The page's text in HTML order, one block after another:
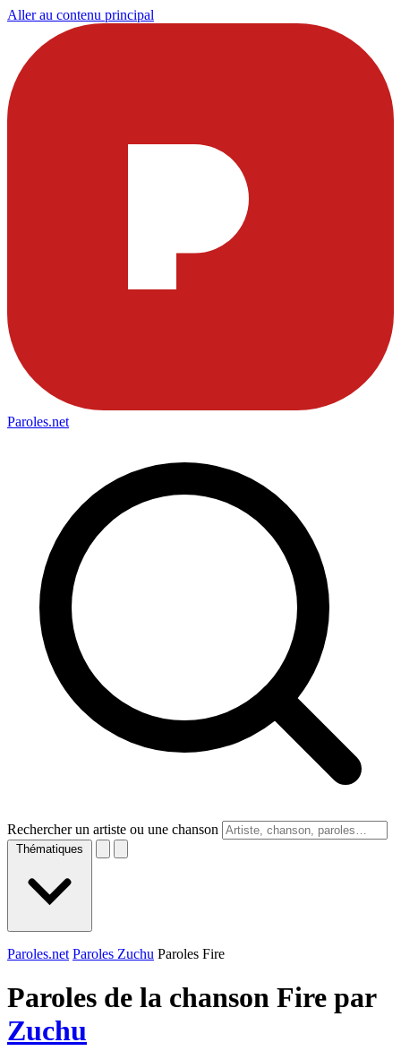
Aller au contenu principal
Paroles.net
Rechercher un artiste ou une chanson
Thématiques
Paroles.net Paroles Zuchu Paroles Fire
Paroles de la chanson Fire par
Zuchu